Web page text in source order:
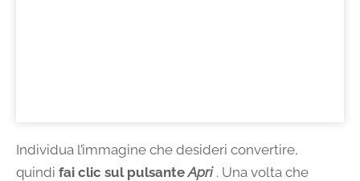
Individua l’immagine che desideri convertire,
quindi fai clic sul pulsanteApri. Una volta che